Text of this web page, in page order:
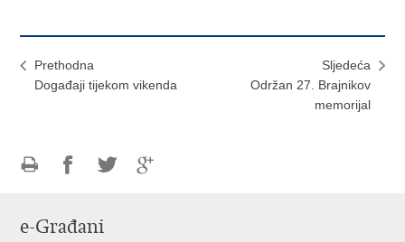
Prethodna
Događaji tijekom vikenda
Sljedeća
Održan 27. Brajnikov
memorijal
FacebookuTwitteru
e-Građani